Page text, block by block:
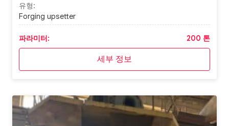
유형:
Forging upsetter
파라미터: 200 톤
세부 정보